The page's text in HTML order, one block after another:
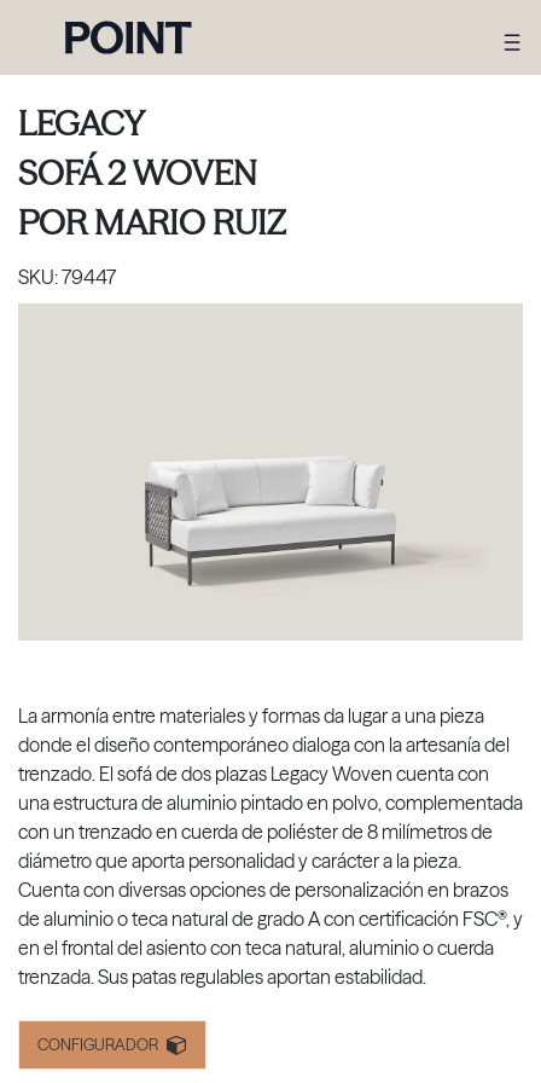
LEGACY
SOFÁ 2 WOVEN
PORMARIO RUIZ
SKU:79447
La armonía entre materiales y formas da lugar a una pieza
donde el diseño contemporáneo dialoga con la artesanía del
trenzado. El sofá de dos plazas Legacy Woven cuenta con
una estructura de aluminio pintado en polvo, complementada
con un trenzado en cuerda de poliéster de 8 milímetros de
diámetro que aporta personalidad y carácter a la pieza.
Cuenta con diversas opciones de personalización en brazos
de aluminio o teca natural de grado A con certificación FSC®, y
en el frontal del asiento con teca natural, aluminio o cuerda
trenzada. Sus patas regulables aportan estabilidad.
CONFIGURADOR